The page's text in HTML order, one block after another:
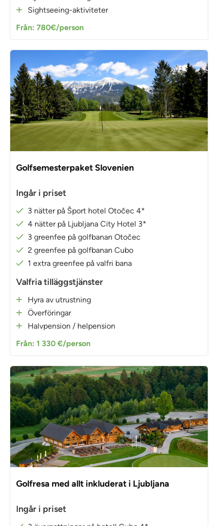
Sightseeing-aktiviteter
Från: 780€/person
Golfsemesterpaket Slovenien
Ingår i priset
3 nätter på Šport hotel Otočec 4*
4 nätter på Ljubljana City Hotel 3*
3 greenfee på golfbanan Otočec
2 greenfee på golfbanan Cubo
1 extra greenfee på valfri bana
Valfria tilläggstjänster
Hyra av utrustning
Överföringar
Halvpension / helpension
Från: 1 330 €/person
Golfresa med allt inkluderat i Ljubljana
Ingår i priset